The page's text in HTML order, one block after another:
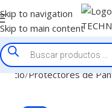
Skip to navigation
Skip to main content
Inicio Protectores de